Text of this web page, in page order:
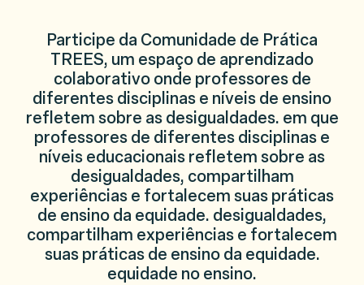
Participe da Comunidade de Prática
TREES, um espaço de aprendizado
colaborativo onde professores de
diferentes disciplinas e níveis de ensino
refletem sobre as desigualdades. em que
professores de diferentes disciplinas e
níveis educacionais refletem sobre as
desigualdades, compartilham
experiências e fortalecem suas práticas
de ensino da equidade. desigualdades,
compartilham experiências e fortalecem
suas práticas de ensino da equidade.
equidade no ensino.